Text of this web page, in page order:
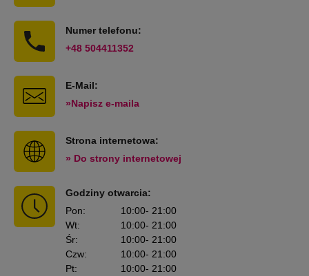
Numer telefonu:
+48 504411352
E-Mail:
»Napisz e-maila
Strona internetowa:
» Do strony internetowej
Godziny otwarcia:
Pon: 10:00- 21:00
Wt: 10:00- 21:00
Śr: 10:00- 21:00
Czw: 10:00- 21:00
Pt: 10:00- 21:00